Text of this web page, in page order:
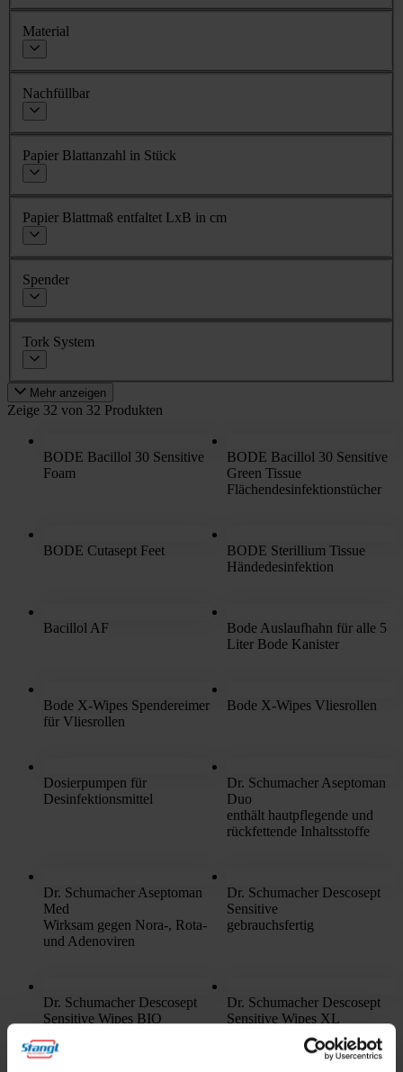
Material
Nachfüllbar
Papier Blattanzahl in Stück
Papier Blattmaß entfaltet LxB in cm
Spender
Tork System
Mehr anzeigen
Zeige 32 von 32 Produkten
BODE Bacillol 30 Sensitive
Foam
BODE Bacillol 30 Sensitive
Green Tissue
Flächendesinfektionstücher
BODE Cutasept Feet
BODE Sterillium Tissue
Händedesinfektion
Bacillol AF
Bode Auslaufhahn für alle 5
Liter Bode Kanister
Bode X-Wipes Spendereimer
für Vliesrollen
Bode X-Wipes Vliesrollen
Dosierpumpen für
Desinfektionsmittel
Dr. Schumacher Aseptoman
Duo
enthält hautpflegende und
rückfettende Inhaltsstoffe
Dr. Schumacher Aseptoman
Med
Wirksam gegen Nora-, Rota-
und Adenoviren
Dr. Schumacher Descosept
Sensitive
gebrauchsfertig
Dr. Schumacher Descosept
Sensitive Wipes BIO
Desinfektion
Dr. Schumacher Descosept
Sensitive Wipes XL
extra große Tücher